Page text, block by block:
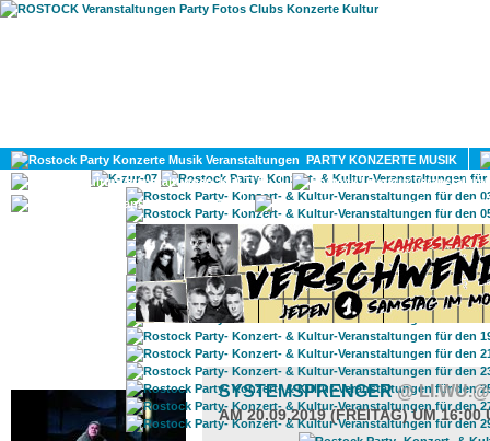
PARTY KONZERTE MUSIK
KULTUR
GAY
ROSTOCK TAGESTIPP
SYSTEMSPRENGER@
AM 20.09.2019 (FREITAG) UM 16:00